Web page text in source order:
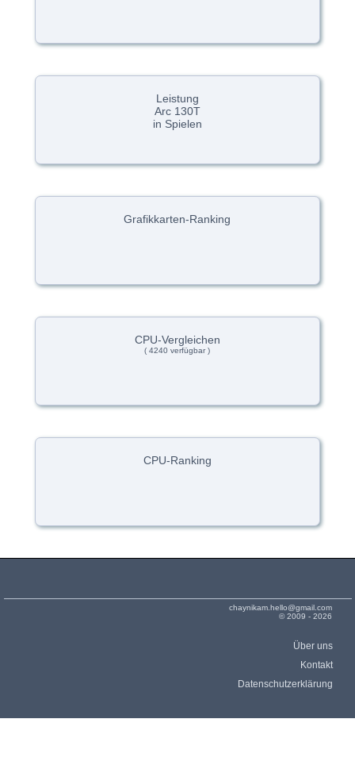
Leistung
Arc 130T
in Spielen
Grafikkarten-Ranking
CPU-Vergleichen
( 4240 verfügbar )
CPU-Ranking
chaynikam.hello@gmail.com
© 2009 - 2026
Über uns
Kontakt
Datenschutzerklärung